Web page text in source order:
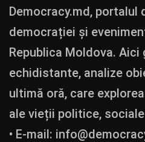
Democracy.md,
democrației și
Republica Moldova.
echidistante, analize
ultimă oră, care
ale vieții politice,
• E-mail: